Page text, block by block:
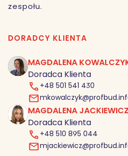
zespołu.
DORADCY KLIENTA
MK MAGDALENA
Doradca Klienta
+48 501 541 430
MJ MAGDALENA JACKIEWICZ
Doradca Klienta
+48 510 895 044